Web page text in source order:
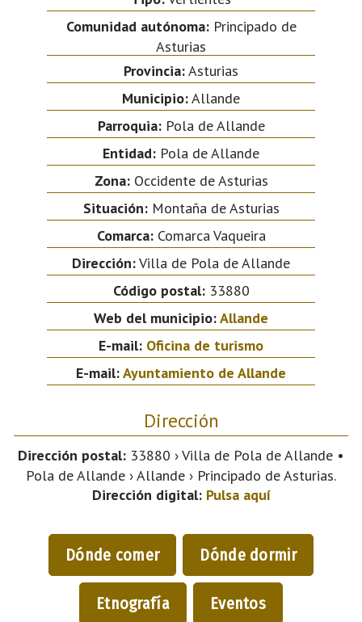
Comunidad autónoma:Principado de
Asturias
Provincia:Asturias
Municipio:Allande
Parroquia:Pola de Allande
Entidad: Pola de Allande
Zona:Occidente de Asturias
Situación:Montaña de Asturias
Comarca:Comarca Vaqueira
Dirección:Villa de Pola de Allande
Código postal:33880
Web del municipio:Allande
E-mail: Oficina de turismo
E-mail:Ayuntamiento de Allande
Dirección
Dirección postal: 33880 › Villa de Pola de Allande •
Pola de Allande › Allande › Principado de Asturias.
Dirección digital: Pulsa aquí
Dónde comer Dónde dormir
Etnografía Eventos